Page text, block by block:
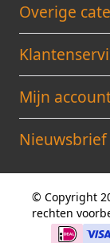
Overige
Mijn
Nieuwsbrief
© Copyright
rechten